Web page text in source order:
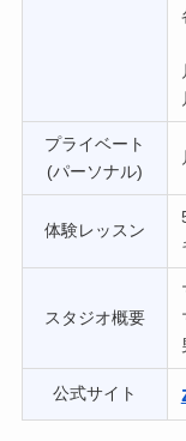
プライベート
(パーソナル)
体験レッスン
スタジオ概要
公式サイト